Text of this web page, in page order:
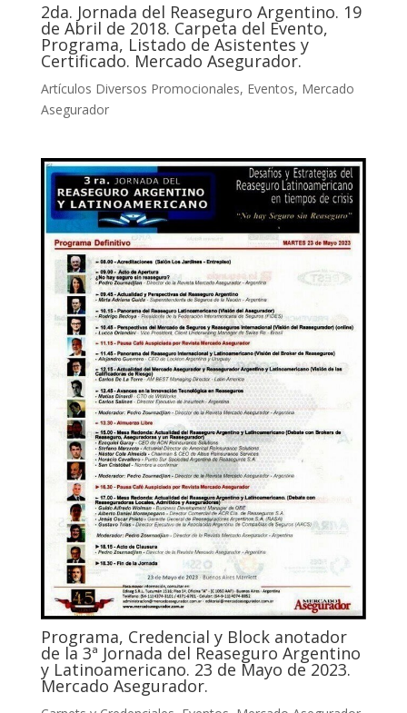
2da. Jornada del Reaseguro Argentino. 19
de Abril de 2018. Carpeta del Evento,
Programa, Listado de Asistentes y
Certificado. Mercado Asegurador.
Artículos Diversos Promocionales, Eventos, Mercado
Asegurador
Programa, Credencial y Block anotador
de la 3ª Jornada del Reaseguro Argentino
y Latinoamericano. 23 de Mayo de 2023.
Mercado Asegurador.